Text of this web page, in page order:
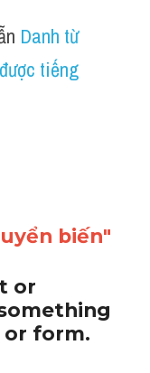
Danh từ
tiếng
biến"
or
form.